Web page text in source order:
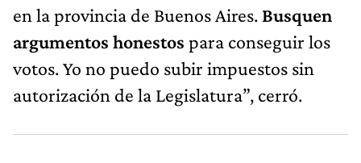
en la provincia de Buenos Aires. Busquen
argumentos honestos para conseguir los
votos. Yo no puedo subir impuestos sin
autorización de la Legislatura”, cerró.